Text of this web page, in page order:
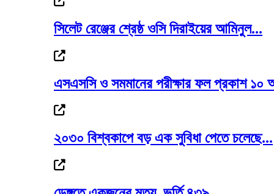
বাণিজ্যমন্ত্রীর সঙ্গে অস্ট্রেলিয়ার...
রোমে লেবানন-ইসরাইল সপ্তম দফার চূড়ান্ত
সিলেট রেঞ্জের শ্রেষ্ঠ ওসি দিরাইয়ের আমিনুল...
এসএসসি ও সমমানের পরীক্ষার ফল প্রকাশ ১০
২০৩০ বিশ্বকাপে বড় এক সুবিধা পেতে চলেছে...